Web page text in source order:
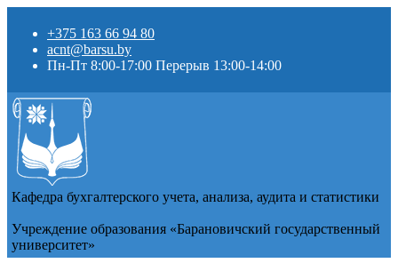
+375 163 66 94 80
acnt@barsu.by
Пн-Пт 8:00-17:00 Перерыв 13:00-14:00
Кафедра бухгалтерского учета, анализа, аудита и статистики
Учреждение образования «Барановичский государственный
университет»